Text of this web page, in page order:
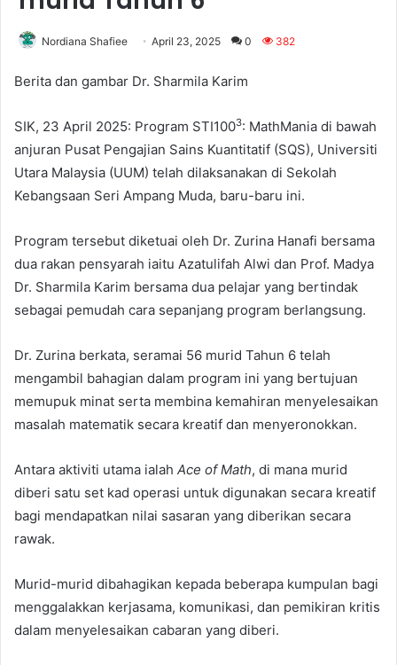
Nordiana Shafiee April 23, 2025 0 382
Berita dan gambar Dr. Sharmila Karim
SIK, 23 April 2025: Program STI1003: MathMania di bawah
anjuran Pusat Pengajian Sains Kuantitatif (SQS), Universiti
Utara Malaysia (UUM) telah dilaksanakan di Sekolah
Kebangsaan Seri Ampang Muda, baru-baru ini.
Program tersebut diketuai oleh Dr. Zurina Hanafi bersama
dua rakan pensyarah iaitu Azatulifah Alwi dan Prof. Madya
Dr. Sharmila Karim bersama dua pelajar yang bertindak
sebagai pemudah cara sepanjang program berlangsung.
Dr. Zurina berkata, seramai 56 murid Tahun 6 telah
mengambil bahagian dalam program ini yang bertujuan
memupuk minat serta membina kemahiran menyelesaikan
masalah matematik secara kreatif dan menyeronokkan.
Antara aktiviti utama ialah Ace of Math, di mana murid
diberi satu set kad operasi untuk digunakan secara kreatif
bagi mendapatkan nilai sasaran yang diberikan secara
rawak.
Murid-murid dibahagikan kepada beberapa kumpulan bagi
menggalakkan kerjasama, komunikasi, dan pemikiran kritis
dalam menyelesaikan cabaran yang diberi.